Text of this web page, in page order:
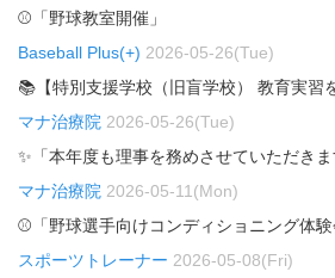
⚾「野球教室開催」
Baseball Plus(+) 2026-05-26(Tue)
📚【特別支援学校（旧盲学校） 教育実習
マナ治療院 2026-05-26(Tue)
✨「本年度も理事を務めさせていただきま
マナ治療院 2026-05-11(Mon)
⚾「野球選手向けコンディショニング体験
スポーツトレーナー 2026-05-08(Fri)